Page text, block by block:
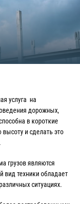
услуга на
дорожных,
в короткие
и сделать это
грузов являются
техники обладает
ситуациях.